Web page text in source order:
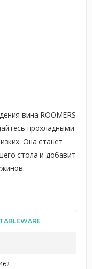
вина ROOMERS
прохладными
Она станет
стола и добавит